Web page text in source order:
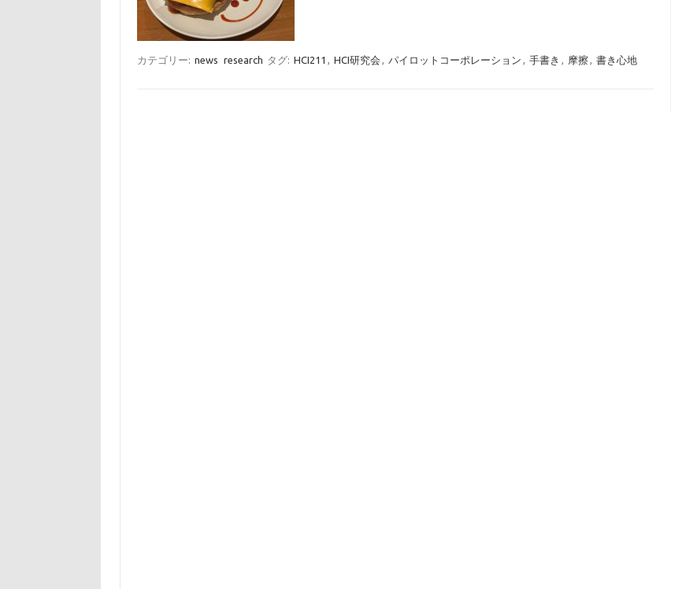
カテゴリー: news research タグ: HCI211 , HCI研究会 , パイロットコーポレーション , 手書き , 摩擦, 書き心地